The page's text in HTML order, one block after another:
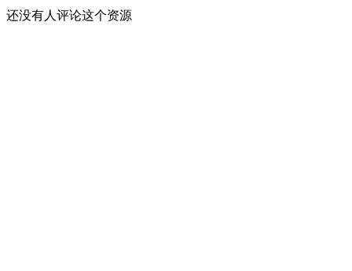
还没有人评论这个资源